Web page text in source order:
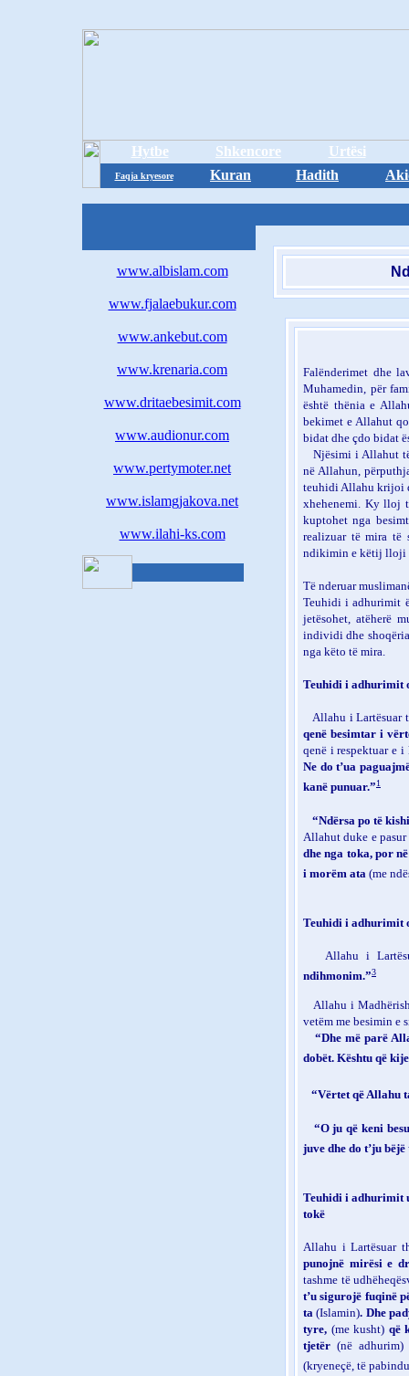
Hytbe Shkencore Urtësi
Faqja kryesore Kuran Hadith
www.albislam.com
www.fjalaebukur.com
www.ankebut.com
www.krenaria.com
www.dritaebesimit.com
www.audionur.com
www.pertymoter.net
www.islamgjakova.net
www.ilahi-ks.com
Falënderimet dhe
Muhamedin, për
është thënia e
bekimet e Allahut
bidat dhe çdo bidat
Njësimi i Allahut
në Allahun,
teuhidi Allahu krijoi
xhehenemi. Ky lloj
kuptohet nga
realizuar të mira të
ndikimin e këtij lloji
Të nderuar
Teuhidi i adhurimit
jetësohet, atëherë
individi dhe
nga këto të mira.
Teuhidi i adhurimit
Allahu i Lartësuar
qenë besimtar i
qenë i respektuar e
Ne do t’ua
kanë punuar.”1
“Ndërsa po të
Allahut duke e
dhe nga toka, por
i morëm ata (me
Teuhidi i adhurimit
Allahu i
ndihmonim.”3
Allahu i
vetëm me besimin e
“Dhe më parë
dobët. Kështu që
“Vërtet që Allahu
“O ju që keni
juve dhe do t’ju
Teuhidi i adhurimit
tokë
Allahu i Lartësuar
punojnë mirësi e
tashme të
t’u sigurojë fuqinë
ta(Islamin). Dhe
tyre, (me kusht) që
tjetër(në adhurim)
(kryeneçë, të